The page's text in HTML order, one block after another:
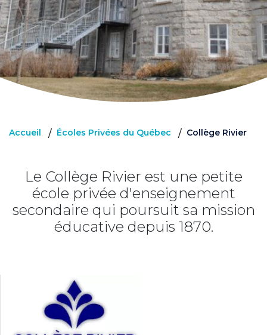
Accueil / Écoles Privées du Québec / Collège Rivier
Le Collège Rivier est une petite
école privée d'enseignement
secondaire qui poursuit sa mission
éducative depuis 1870.